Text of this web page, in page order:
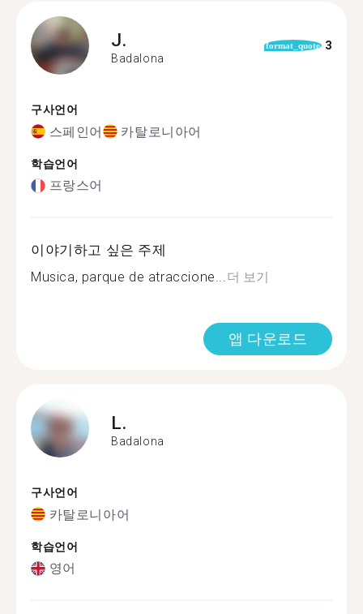
J.
Badalona
format_quote 3
구사언어
스페인어 카탈로니아어
학습언어
프랑스어
이야기하고 싶은 주제
Musica, parque de atraccione...더 보기
앱 다운로드
L.
Badalona
구사언어
카탈로니아어
학습언어
영어